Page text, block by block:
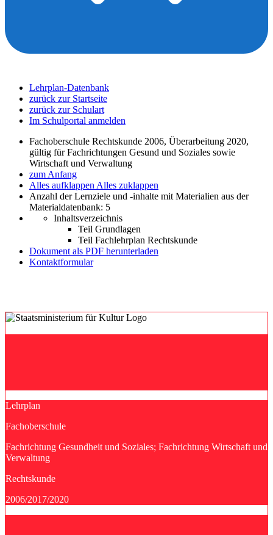
Lehrplan-Datenbank
zurück zur Startseite
zurück zur Schulart
Im Schulportal anmelden
Fachoberschule Rechtskunde 2006, Überarbeitung 2020,
gültig für Fachrichtungen Gesund und Soziales sowie
Wirtschaft und Verwaltung
zum Anfang
Alles aufklappen Alles zuklappen
Anzahl der Lernziele und -inhalte mit Materialien aus der
Materialdatenbank: 5
Inhaltsverzeichnis
Teil Grundlagen
Teil Fachlehrplan Rechtskunde
Dokument als PDF herunterladen
Kontaktformular
Lehrplan
Fachoberschule
Fachrichtung Gesundheit und Soziales; Fachrichtung Wirtschaft und
Verwaltung
Rechtskunde
2006/2017/2020